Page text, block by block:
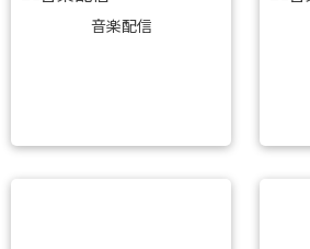
音楽配信